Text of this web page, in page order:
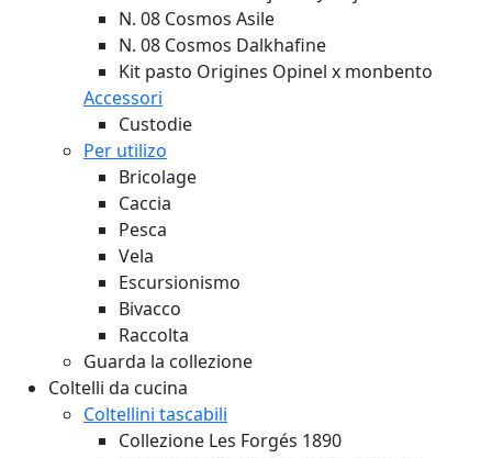
N. 08 Cosmos Asile
N. 08 Cosmos Dalkhafine
Kit pasto Origines Opinel x monbento
Accessori
Custodie
Per utilizo
Bricolage
Caccia
Pesca
Vela
Escursionismo
Bivacco
Raccolta
Guarda la collezione
Coltelli da cucina
Coltellini tascabili
Collezione Les Forgés 1890